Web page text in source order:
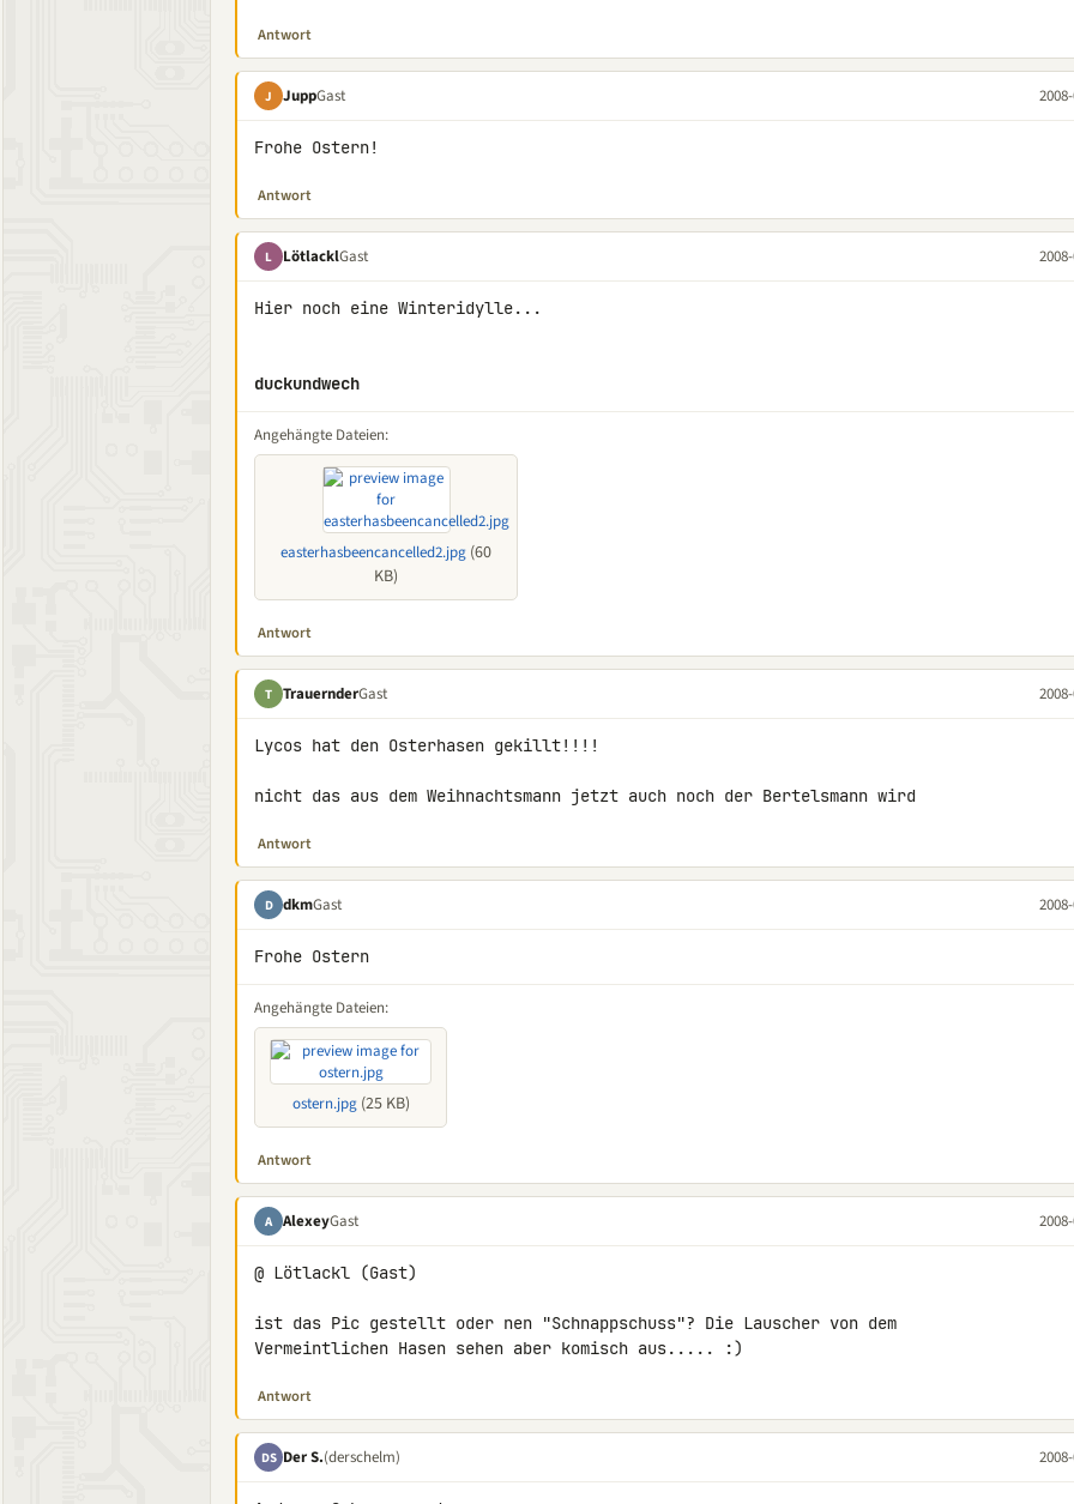
Antwort
J JuppGast
Frohe Ostern!
Antwort
L LötlacklGast
Hier noch eine Winteridylle...
duckundwech
Angehängte Dateien:
easterhasbeencancelled2.jpg (60
KB)
Antwort
T TrauernderGast
Lycos hat den Osterhasen gekillt!!!!
nicht das aus dem Weihnachtsmann jetzt auch noch der Bertelsmann wird
Antwort
D dkmGast
Frohe Ostern
Angehängte Dateien:
ostern.jpg(25 KB)
Antwort
A AlexeyGast
@ Lötlackl (Gast)
ist das Pic gestellt oder nen "Schnappschuss"? Die Lauscher von dem
Vermeintlichen Hasen sehen aber komisch aus..... :)
Antwort
DS Der S.(derschelm)